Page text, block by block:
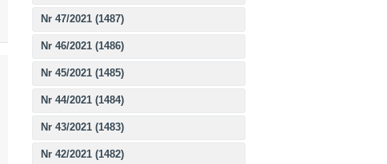
Nr 47/2021 (1487)
Nr 46/2021 (1486)
Nr 45/2021 (1485)
Nr 44/2021 (1484)
Nr 43/2021 (1483)
Nr 42/2021 (1482)